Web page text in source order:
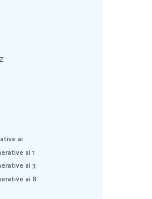
ai
ai 1
ai 3
ai 8